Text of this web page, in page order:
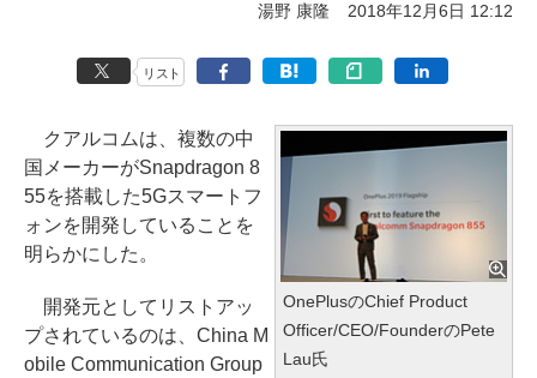
湯野 康隆 2018年12月6日 12:12
リスト
OnePlusのChief Product
Officer/CEO/FounderのPete
Lau氏
クアルコムは、複数の中
国メーカーがSnapdragon 8
55を搭載した5Gスマートフ
ォンを開発していることを
明らかにした。
開発元としてリストアッ
プされているのは、China M
obile Communication Group